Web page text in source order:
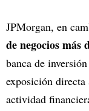
JPMorgan, en
de negocios más
banca de
exposición
actividad